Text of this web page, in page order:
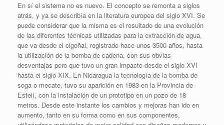
En sí el sistema no es nuevo. El concepto se remonta a siglos
atrás, y ya se describía en la literatura europea del siglo XVI. Se
puede considerar que la misma es el resultado de una evolución
de las diferentes técnicas utilizadas para la extracción de agua,
que va desde el cigoñal, registrado hace unos 3500 años, hasta
la utilización de la bomba de cadena, con sus obvias
desventajas pero que tuvo un gran impacto desde el siglo XVI
hasta el siglo XIX. En Nicaragua la tecnología de la bomba de
soga o mecate, tuvo su aparición en 1983 en la Provincia de
Estelí, con la instalación de un prototipo en un pozo de 18
metros. Desde este instante los cambios y mejoras han ido en
aumento, tanto en su forma como en sus componentes,